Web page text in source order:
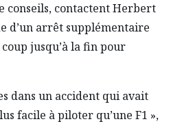
conseils, contactent Herbert
d’un arrêt supplémentaire
jusqu’à la fin pour
dans un accident qui avait
facile à piloter qu’une F1 »,